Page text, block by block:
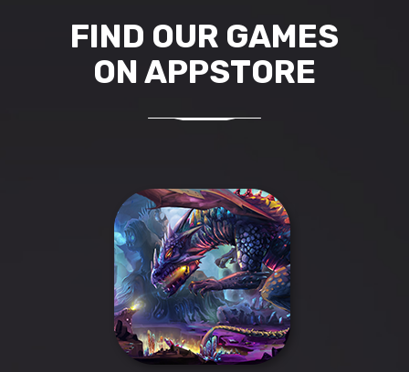
FIND OUR GAMES
ON APPSTORE